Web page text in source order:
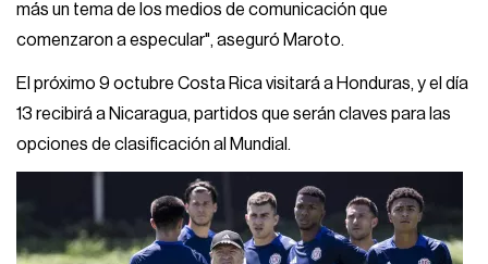
más un tema de los medios de comunicación que
comenzaron a especular", aseguró Maroto.
El próximo 9 octubre Costa Rica visitará a Honduras, y el día
13 recibirá a Nicaragua, partidos que serán claves para las
opciones de clasificación al Mundial.